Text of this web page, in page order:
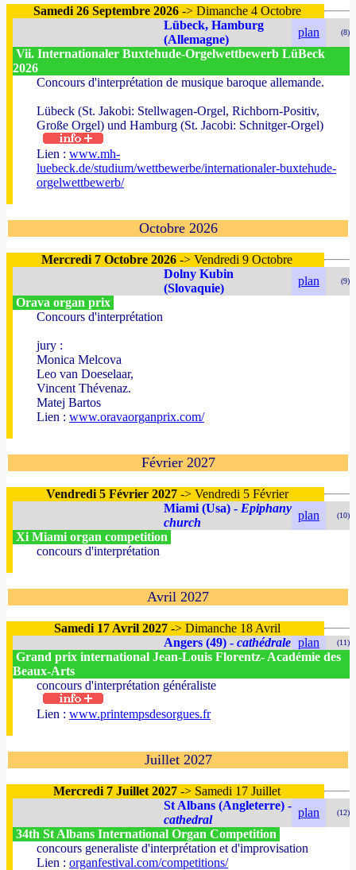
Samedi 26 Septembre 2026-> Dimanche 4 Octobre
Lübeck, Hamburg
(Allemagne)
plan (8)
Vii. Internationaler Buxtehude-Orgelwettbewerb LüBeck
2026
Concours d'interprétation de musique baroque allemande.
Lübeck (St. Jakobi: Stellwagen-Orgel, Richborn-Positiv,
Große Orgel) und Hamburg (St. Jacobi: Schnitger-Orgel)
Lien : www.mh-
luebeck.de/studium/wettbewerbe/internationaler-buxtehude-
orgelwettbewerb/
Octobre 2026
Mercredi 7 Octobre 2026 -> Vendredi 9 Octobre
Dolny Kubin
(Slovaquie)
plan (9)
Orava organ prix
Concours d'interprétation
jury :
Monica Melcova
Leo van Doeselaar,
Vincent Thévenaz.
Matej Bartos
Lien : www.oravaorganprix.com/
Février 2027
Vendredi 5 Février 2027-> Vendredi 5 Février
Miami (Usa) - Epiphany
church
plan (10)
Xi Miami organ competition
concours d'interprétation
Avril 2027
Samedi 17 Avril 2027-> Dimanche 18 Avril
Angers (49) - cathédrale plan (11)
Grand prix international Jean-Louis Florentz- Académie des
Beaux-Arts
concours d'interprétation généraliste
Lien : www.printempsdesorgues.fr
Juillet 2027
Mercredi 7 Juillet 2027 -> Samedi 17 Juillet
St Albans (Angleterre) -
cathedral
plan (12)
34th St Albans International Organ Competition
concours generaliste d'interprétation et d'improvisation
Lien : organfestival.com/competitions/